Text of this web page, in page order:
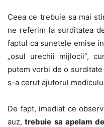
Ceea ce trebuie sa mai
ne referim la surditatea
faptul ca sunetele emise
„osul urechii mijlocii”,
putem vorbi de o
s-a cerut ajutorul
De fapt, imediat ce
auz, trebuie sa apelam